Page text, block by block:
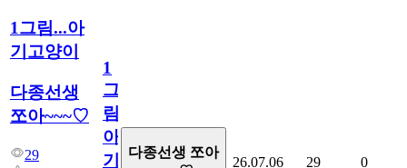
1그림...아
기고양이
다종선생
쪼아~~~♡
29
1
그
림...
아
기
다종선생 쪼아
26.07.06 29 0